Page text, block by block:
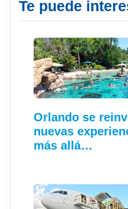
Te puede
Orlando se
nuevas
más allá…